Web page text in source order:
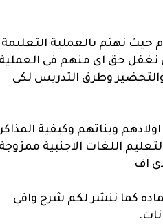
حيث نهتم بالعملية التعليمة
نغفل حق اى منهم فى العملية
وطرق التدريس لكى
وبناتهم وكيفية
اللغات الاجنبية ممزوجة
اف
كما ننشر لكم شرح وافي